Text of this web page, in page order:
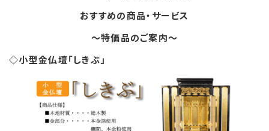
おすすめの商品・サービス
～特価品のご案内～
◇小型金仏壇「しきぶ」